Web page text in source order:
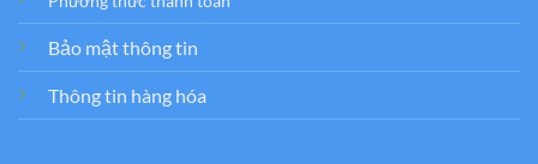
Bảo mật thông tin
Thông tin hàng hóa